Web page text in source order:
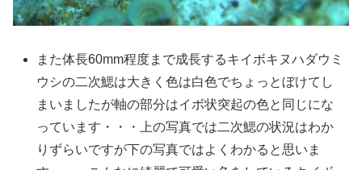
また体長60mm程度まで成長するキイボキヌハダウミ
ウシの二次鰓は大きく色は白色でちょっとぼけてし
まいましたが軸の部分はイボ状突起の色と同じにな
っています・・・上の写真では二次鰓の状況はわか
りずらいですが下の写真ではよくわかると思いま